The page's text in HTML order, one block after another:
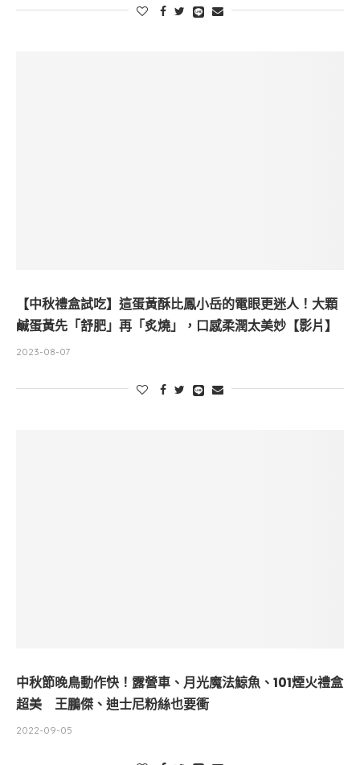
【中秋禮盒試吃】這蛋黃酥比鳳小岳的電眼更迷人！大顆
鹹蛋黃先「舒肥」再「炙燒」，口感柔潤太美妙【影片】
2023-08-07
中秋節晚鳥動作快！露營車、月光魔法鯨魚、101煙火禮盒
超美 王鵬傑、迪士尼粉絲也要衝
2022-09-05